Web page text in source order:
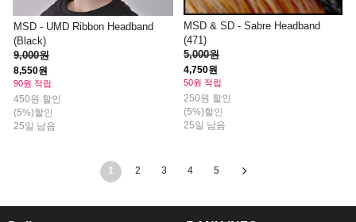
MSD - UMD Ribbon Headband
(Black)
9,000원
8,550원
90원 적립
450원 할인
(5%)할인
25일 남음
MSD & SD - Sabre Headband
(471)
5,000원
4,750원
50원 적립
250원 할인
(5%)할인
25일 남음
1 2 3 4 5